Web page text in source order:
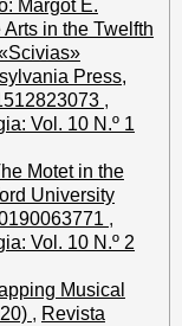
Margot E.
in the Twelfth
Press,
,
Vol. 10 N.º 1
Motet in the
University
,
Vol. 10 N.º 2
Musical
, Revista